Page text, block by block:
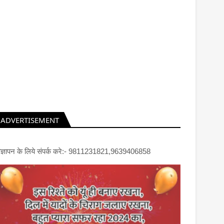
ADVERTISEMENT
के लिये संपर्क करे:- 9811231821,9639406858